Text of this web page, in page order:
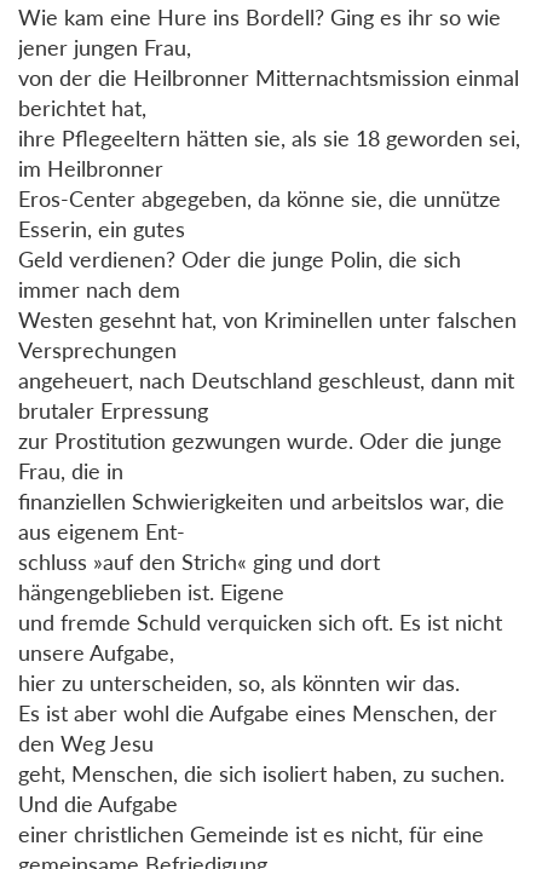
Wie kam eine Hure ins Bordell? Ging es ihr so wie
jener jungen Frau,
von der die Heilbronner Mitternachtsmission einmal
berichtet hat,
ihre Pflegeeltern hätten sie, als sie 18 geworden sei,
im Heilbronner
Eros-Center abgegeben, da könne sie, die unnütze
Esserin, ein gutes
Geld verdienen? Oder die junge Polin, die sich
immer nach dem
Westen gesehnt hat, von Kriminellen unter falschen
Versprechungen
angeheuert, nach Deutschland geschleust, dann mit
brutaler Erpressung
zur Prostitution gezwungen wurde. Oder die junge
Frau, die in
finanziellen Schwierigkeiten und arbeitslos war, die
aus eigenem Ent-
schluss »auf den Strich« ging und dort
hängengeblieben ist. Eigene
und fremde Schuld verquicken sich oft. Es ist nicht
unsere Aufgabe,
hier zu unterscheiden, so, als könnten wir das.
Es ist aber wohl die Aufgabe eines Menschen, der
den Weg Jesu
geht, Menschen, die sich isoliert haben, zu suchen.
Und die Aufgabe
einer christlichen Gemeinde ist es nicht, für eine